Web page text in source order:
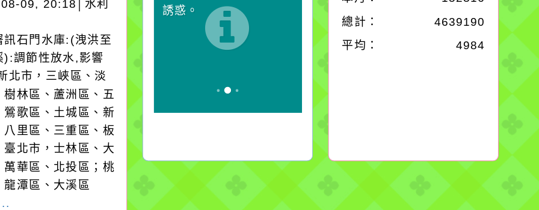
09, 20:18│水利
訊石門水庫:(洩洪至
):調節性放水,影響
北市，三峽區、淡
樹林區、蘆洲區、五
鶯歌區、土城區、新
八里區、三重區、板
臺北市，士林區、大
萬華區、北投區；桃
龍潭區、大溪區
誘惑。
總計：
4639190
平均： 4984